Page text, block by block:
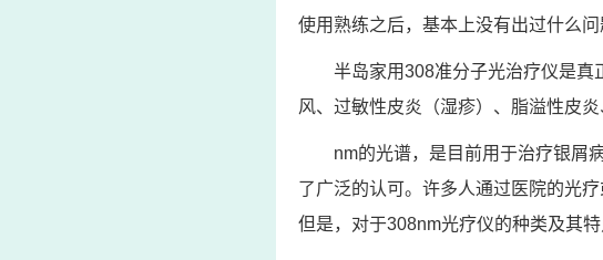
使用熟练之后，基本上没有出过什么问
半岛家用308准分子光治疗仪是真
风、过敏性皮炎（湿疹）、脂溢性皮炎
nm的光谱，是目前用于治疗银屑
了广泛的认可。许多人通过医院的光
但是，对于308nm光疗仪的种类及其特